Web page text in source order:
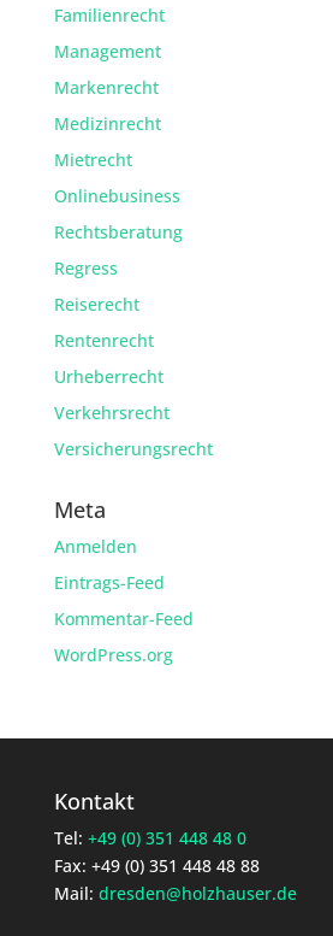
Familienrecht
Management
Markenrecht
Medizinrecht
Mietrecht
Onlinebusiness
Rechtsberatung
Regress
Reiserecht
Rentenrecht
Urheberrecht
Verkehrsrecht
Versicherungsrecht
Meta
Anmelden
Eintrags-Feed
Kommentar-Feed
WordPress.org
Kontakt
Tel: +49 (0) 351 448 48 0
Fax: +49 (0) 351 448 48 88
Mail: dresden@holzhauser.de